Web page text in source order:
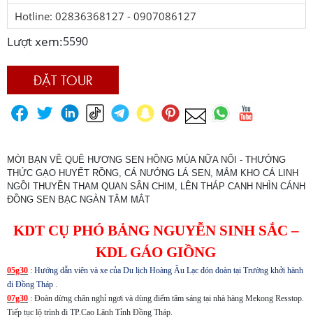
Hotline: 02836368127 - 0907086127
Lượt xem:5590
ĐẶT TOUR
MỜI BẠN VỀ QUÊ HƯƠNG SEN HỒNG MÙA NỮA NỔI - THƯỞNG
THỨC GẠO HUYẾT RỒNG, CÁ NƯỚNG LÁ SEN, MẮM KHO CÁ LINH
NGỒI THUYỀN THAM QUAN SÂN CHIM, LÊN THÁP CANH NHÌN CÁNH
ĐỒNG SEN BẠC NGÀN TẰM MẮT
KDT CỤ PHÓ BẢNG NGUYỄN SINH SẮC –
KDL GÁO GIỒNG
05g30 : Hướng dẫn viên và xe của Du lịch Hoàng Âu Lạc đón đoàn tại Trường khởi hành
đi Đồng Tháp
07g30 : Đoàn dừng chân nghỉ ngơi và dùng điểm tâm sáng tại nhà hàng Mekong Resstop.
Tiếp tục lộ trình đi TP.Cao Lãnh Tỉnh Đồng Tháp.